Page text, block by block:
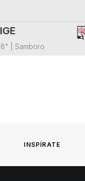
VER FICHA DEL PRODUCTO
Samboro
INSPÍRATE